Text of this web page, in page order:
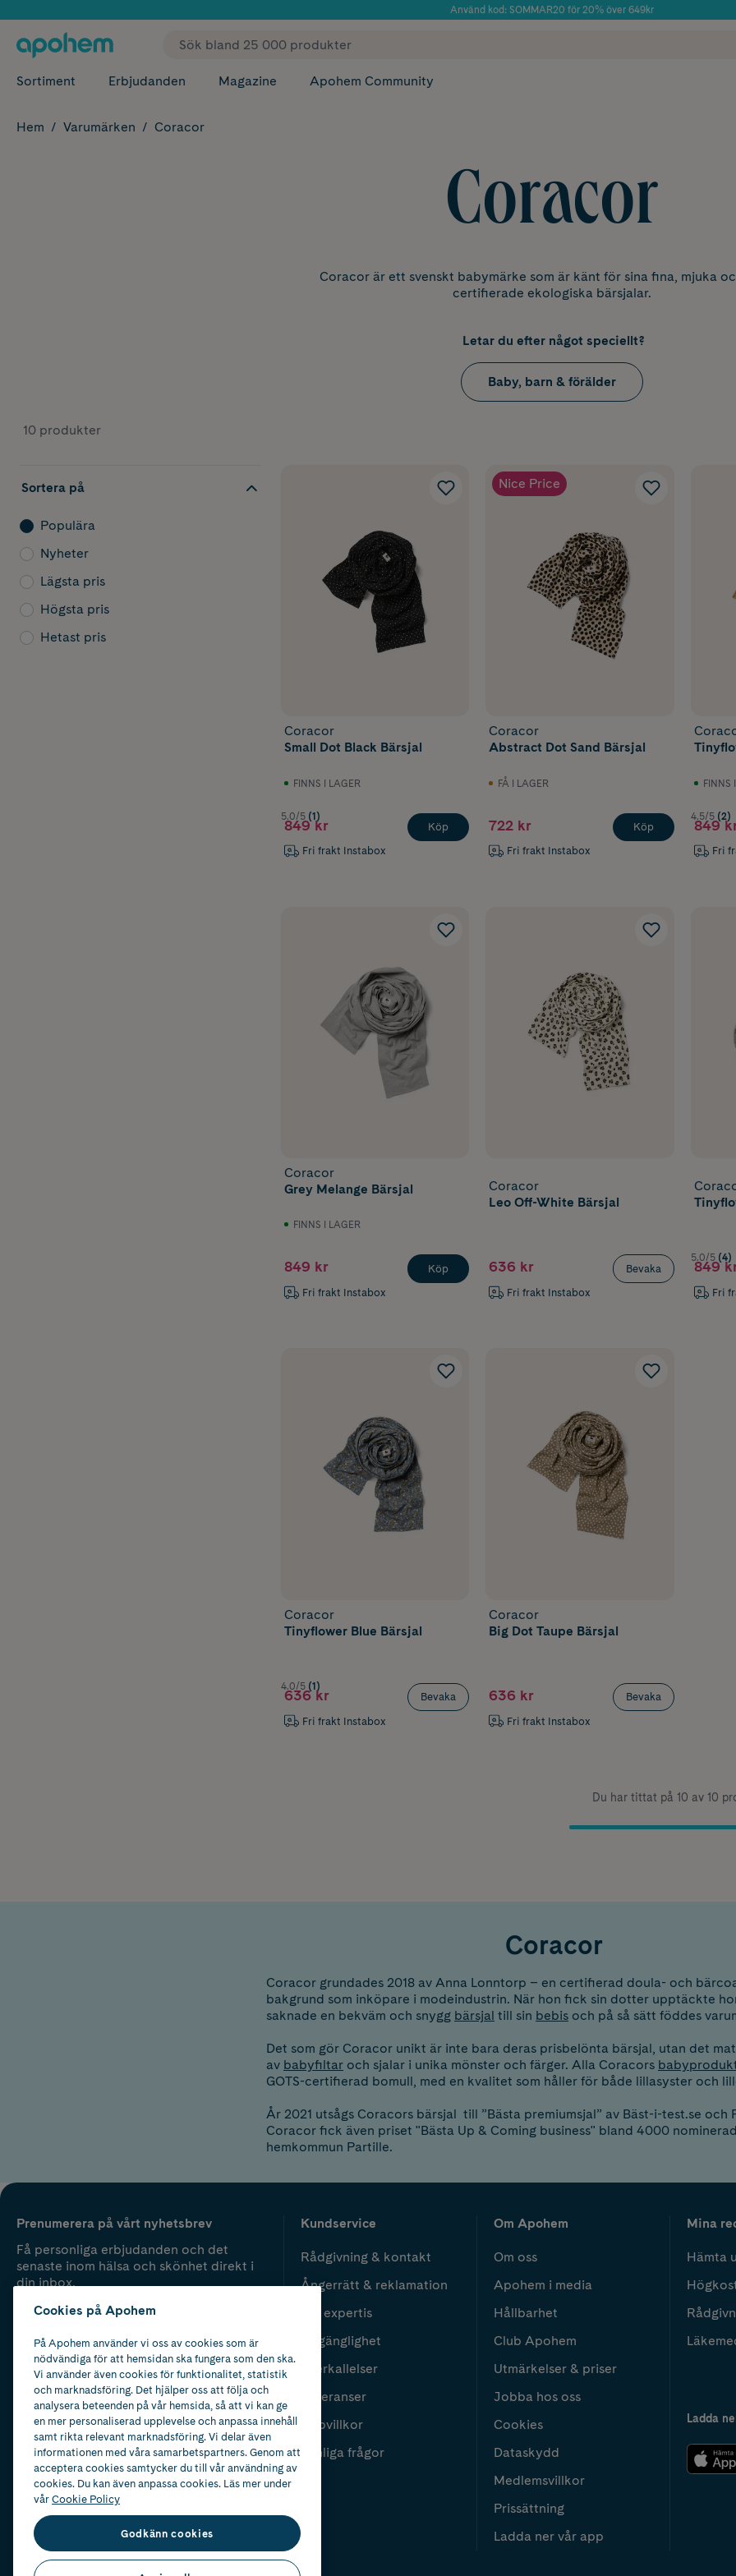
Använd kod: SOMMAR20 för 20% över 649kr
✓ Fri frakt
Sortiment Erbjudanden Magazine Apohem Community
Hem Varumärken Coracor
Coracor
Coracor är ett svenskt babymärke som är känt för sina fina, mjuka
certifierade ekologiska bärsjalar.
Letar du efter något speciellt?
Baby, barn & förälder
10 produkter
Sortera på
Populära
Nyheter
Lägsta pris
Högsta pris
Hetast pris
Coracor
Small Dot Black Bärsjal
FINNS I LAGER
5.0/5 (1)
849 kr
Fri frakt Instabox
Köp
Nice Price
Coracor
Abstract Dot Sand Bärsjal
FÅ I LAGER
722 kr
Fri frakt Instabox
Köp
FINNS
4.5/5 (2)
849
Fri
Coracor
Grey Melange Bärsjal
FINNS I LAGER
849 kr
Fri frakt Instabox
Köp
Coracor
Leo Off-White Bärsjal
636 kr
Fri frakt Instabox
Bevaka
5.0/5 (4)
849
Fri
Coracor
Tinyflower Blue Bärsjal
4.0/5 (1)
636 kr
Fri frakt Instabox
Bevaka
Coracor
Big Dot Taupe Bärsjal
636 kr
Fri frakt Instabox
Bevaka
Du har tittat på 10 av 10
Coracor
Coracor grundades 2018 av Anna Lonntorp – en certifierad doula- och
bakgrund som inköpare i modeindustrin. När hon fick sin dotter upptäckte
saknade en bekväm och snygg bärsjal till sin bebis och på så sätt föddes
Det som gör Coracor unikt är inte bara deras prisbelönta bärsjal, utan det
av babyfiltar och sjalar i unika mönster och färger. Alla Coracors
GOTS-certifierad bomull, med en kvalitet som håller för både lillasyster och
År 2021 utsågs Coracors bärsjal till ”Bästa premiumsjal” av Bäst-i-test.se och
Coracor fick även priset "Bästa Up & Coming business" bland 4000
hemkommun Partille.
Prenumerera på vårt nyhetsbrev
Få personliga erbjudanden och det
senaste inom hälsa och skönhet direkt i
din inbox.
Kundservice
Rådgivning & kontakt
Ångerrätt & reklamation
Vår expertis
Tillgänglighet
Återkallelser
Leveranser
Köpvillkor
Vanliga frågor
Om Apohem
Om oss
Apohem i media
Hållbarhet
Club Apohem
Utmärkelser & priser
Jobba hos oss
Cookies
Dataskydd
Medlemsvillkor
Prissättning
Ladda ner vår app
Mina
Hämta
Ladda
Cookies på Apohem
På Apohem använder vi oss av cookies som är
nödvändiga för att hemsidan ska fungera som den ska.
Vi använder även cookies för funktionalitet, statistik
och marknadsföring. Det hjälper oss att följa och
analysera beteenden på vår hemsida, så att vi kan ge
en mer personaliserad upplevelse och anpassa innehåll
samt rikta relevant marknadsföring. Vi delar även
informationen med våra samarbetspartners. Genom att
acceptera cookies samtycker du till vår användning av
cookies. Du kan även anpassa cookies. Läs mer under
vårCookie Policy
Godkänn cookies